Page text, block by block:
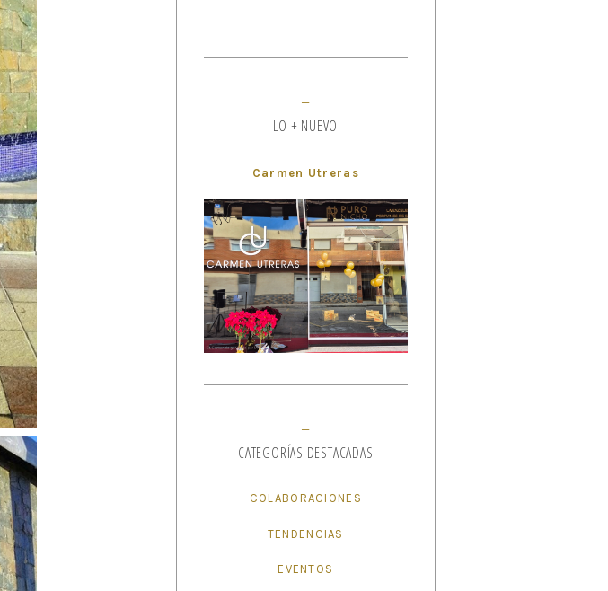
LO + NUEVO
Carmen Utreras
CATEGORÍAS DESTACADAS
COLABORACIONES
TENDENCIAS
EVENTOS